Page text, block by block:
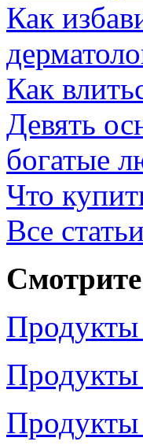
Как
Как
Девять
богатые
Что
Все статьи
Продукты
Продукты
Продукты